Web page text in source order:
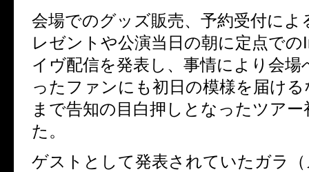
会場でのグッズ販売、予約受付によ
レゼントや公演当日の朝に定点での
イヴ配信を発表し、 事情により会場
ったファンにも初日の模様を届け
まで告知の目白押しとなったツア
た。
ゲストとして発表されていたガラ